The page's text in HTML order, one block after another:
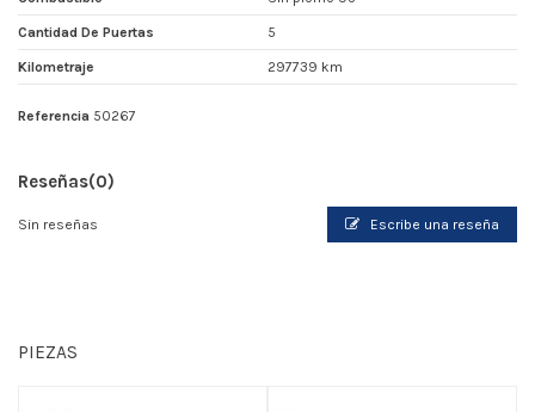
Cantidad De Puertas 5
Kilometraje 297739 km
Referencia 50267
Reseñas(0)
Sin reseñas Escribe una reseña
PIEZAS